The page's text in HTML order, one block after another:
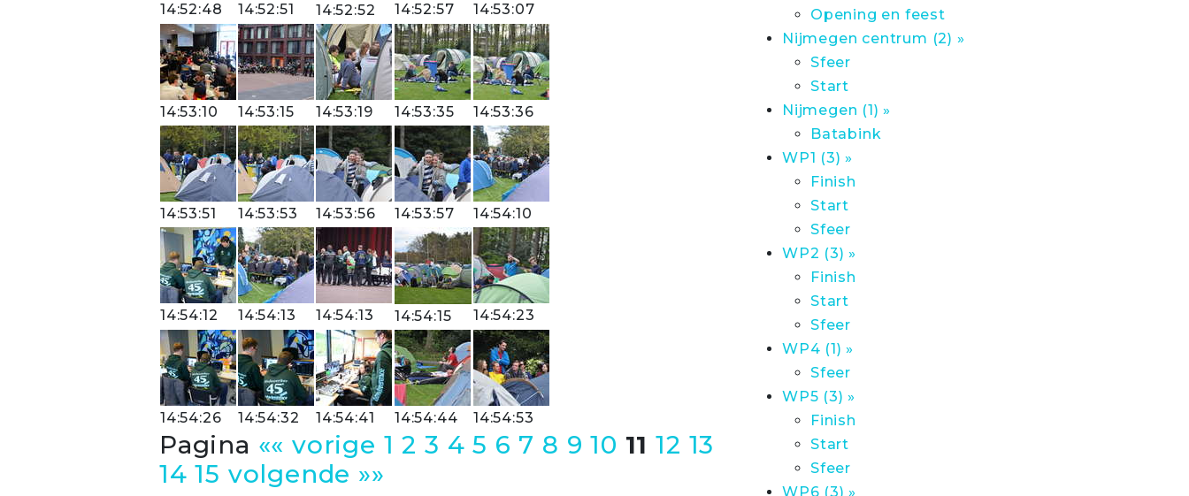
14:52:48 14:52:51 14:52:52 14:52:57 14:53:07
14:53:10 14:53:15 14:53:19 14:53:35 14:53:36
14:53:51 14:53:53 14:53:56 14:53:57 14:54:10
14:54:12 14:54:13 14:54:13 14:54:15 14:54:23
14:54:26 14:54:32 14:54:41 14:54:44 14:54:53
Pagina «« vorige 1 2 3 4 5 6 7 8 9 10 11 12 13
14 15 volgende »»
Opening en feest
Nijmegen centrum (2) »
Sfeer
Start
Nijmegen (1) »
Batabink
WP1 (3) »
Finish
Start
Sfeer
WP2 (3) »
Finish
Start
Sfeer
WP4 (1) »
Sfeer
WP5 (3) »
Finish
Start
Sfeer
WP6 (3) »